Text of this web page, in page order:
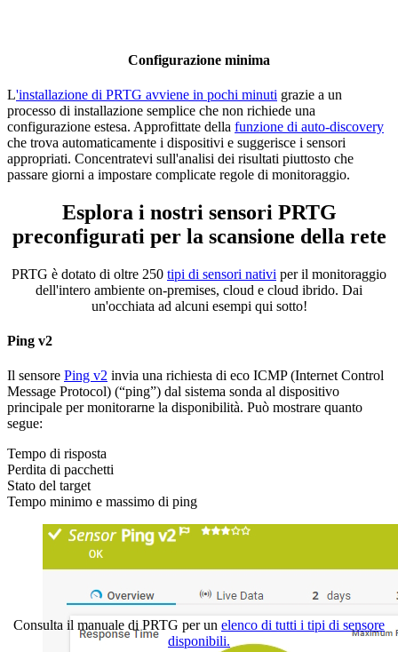
Configurazione minima
L'installazione di PRTG avviene in pochi minuti grazie a un
processo di installazione semplice che non richiede una
configurazione estesa. Approfittate della funzione di auto-discovery
che trova automaticamente i dispositivi e suggerisce i sensori
appropriati. Concentratevi sull'analisi dei risultati piuttosto che
passare giorni a impostare complicate regole di monitoraggio.
Esplora i nostri sensori PRTG
preconfigurati per la scansione della rete
PRTG è dotato di oltre 250 tipi di sensori nativi per il monitoraggio
dell'intero ambiente on-premises, cloud e cloud ibrido. Dai
un'occhiata ad alcuni esempi qui sotto!
Ping v2
Il sensore Ping v2 invia una richiesta di eco ICMP (Internet Control
Message Protocol) (“ping”) dal sistema sonda al dispositivo
principale per monitorarne la disponibilità. Può mostrare quanto
segue:
Tempo di risposta
Perdita di pacchetti
Stato del target
Tempo minimo e massimo di ping
Consulta il manuale di PRTG per un elenco di tutti i tipi di sensore
disponibili.